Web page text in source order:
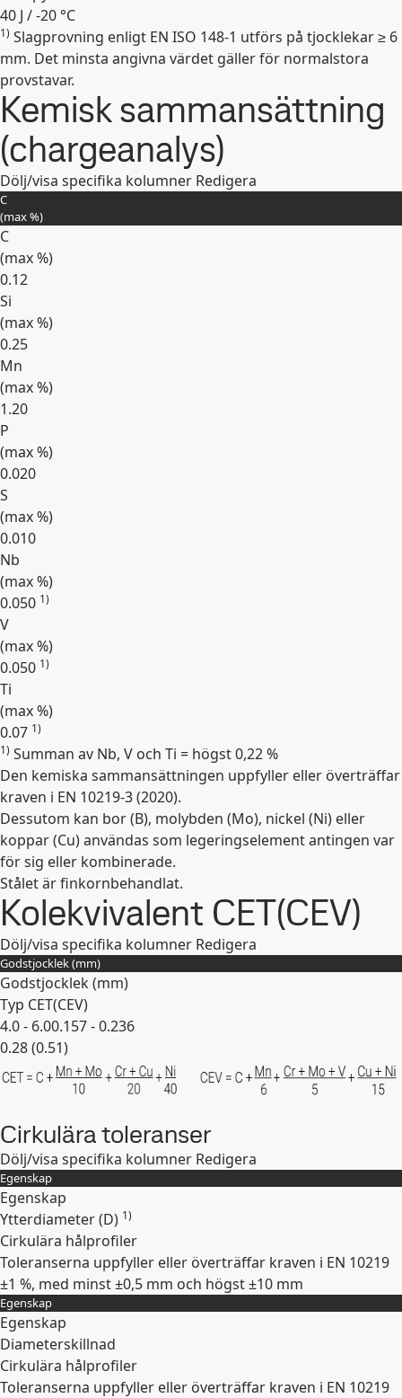
40 J / -20 °C
Expandera
1) Slagprovning enligt EN ISO 148-1 utförs på tjocklekar ≥ 6
mm. Det minsta angivna värdet gäller för normalstora
provstavar.
Kemisk sammansättning
(chargeanalys)
Dölj/visa specifika kolumner Redigera
C
(max%)
C
(max%)
0.12
Si
(max%)
0.25
Mn
(max%)
1.20
P
(max%)
0.020
S
(max%)
0.010
Nb
(max%)
0.050 1)
V
(max%)
0.050 1)
Ti
(max%)
0.07 1)
Expandera
1) Summan av Nb, V och Ti = högst 0,22 %
Den kemiska sammansättningen uppfyller eller överträffar
kraven i EN 10219-3 (2020).
Dessutom kan bor (B), molybden (Mo), nickel (Ni) eller
koppar (Cu) användas som legeringselement antingen var
för sig eller kombinerade.
Stålet är finkornbehandlat.
Kolekvivalent CET(CEV)
Dölj/visa specifika kolumner Redigera
Godstjocklek (mm)
Godstjocklek (mm)
Typ CET(CEV)
4.0 - 6.00.157 - 0.236
0.28 (0.51)
Expandera
Cirkulära toleranser
Dölj/visa specifika kolumner Redigera
Egenskap
Egenskap
Ytterdiameter (D) 1)
Cirkulära hålprofiler
Toleranserna uppfyller eller överträffar kraven i EN 10219
±1 %, med minst ±0,5 mm och högst ±10 mm
Expandera
Egenskap
Egenskap
Diameterskillnad
Cirkulära hålprofiler
Toleranserna uppfyller eller överträffar kraven i EN 10219